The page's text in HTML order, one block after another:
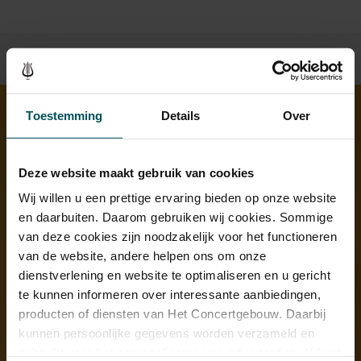
Toestemming Details Over
Deze website maakt gebruik van cookies
Wij willen u een prettige ervaring bieden op onze website
en daarbuiten. Daarom gebruiken wij cookies. Sommige
van deze cookies zijn noodzakelijk voor het functioneren
van de website, andere helpen ons om onze
dienstverlening en website te optimaliseren en u gericht
te kunnen informeren over interessante aanbiedingen,
producten of diensten van Het Concertgebouw. Daarbij
kunnen persoonlijke gegevens worden verzameld en
Ontdek meer